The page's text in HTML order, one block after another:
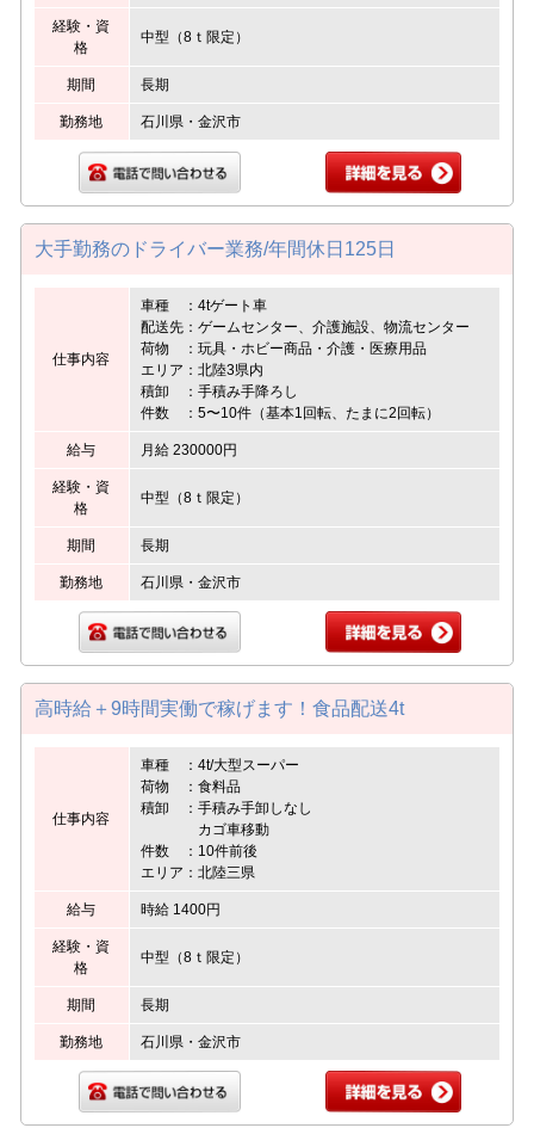
経験・資
格
中型（8ｔ限定）
期間 長期
勤務地 石川県・金沢市
大手勤務のドライバー業務/年間休日125日
仕事内容
車種 ：4tゲート車
配送先：ゲームセンター、介護施設、物流センター
荷物 ：玩具・ホビー商品・介護・医療用品
エリア：北陸3県内
積卸 ：手積み手降ろし
件数 ：5〜10件（基本1回転、たまに2回転）
給与 月給 230000円
経験・資
格
中型（8ｔ限定）
期間 長期
勤務地 石川県・金沢市
高時給＋9時間実働で稼げます！食品配送4t
仕事内容
車種 ：4t/大型スーパー
荷物 ：食料品
積卸 ：手積み手卸しなし
カゴ車移動
件数 ：10件前後
エリア：北陸三県
給与 時給 1400円
経験・資
格
中型（8ｔ限定）
期間 長期
勤務地 石川県・金沢市